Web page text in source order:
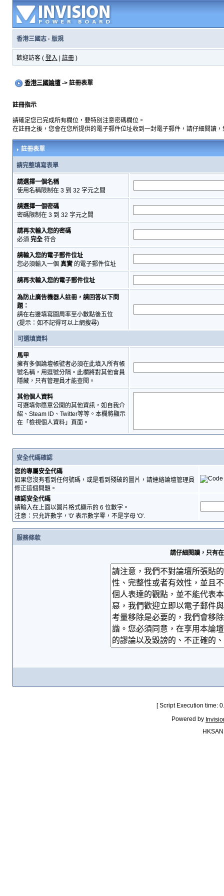
香港三國志· 版規
歡迎訪客 ( 登入 註冊)
香港三國論壇-> 註冊表單
註冊指示
請確定您已完成所有欄位，要特別注意密碼欄位。
在註冊之後，您會在您所提供的電子郵件位址收到一封電子郵件，請仔細閱讀
註冊表單
請完整填寫表單
請選擇一個名稱
使用名稱限制在 3 到 32 字元之間
請選擇一個密碼
密碼限制在 3 到 32 字元之間
請再次輸入您的密碼
必須 完全符合
請輸入您的電子郵件位址
您必須輸入一個 真實的電子郵件位址
請再次輸入您的電子郵件位址
為防止廣告機器人註冊，請回答以下問
題：
請在右邊填寫圓周率至小數點後五位
(提示：如不記得可以上網搜尋)
可選填資料
馬甲
擁有多個論壇帳號者必須在此填入所有帳
號名稱，用逗號分隔。此欄將對其他會員
隱藏，只有管理員才能查閱。
其他個人資料
可選填你愿意公開的其他資訊，如自我介
紹、Steam ID、Twitter等等。本欄將顯示
在「檢視個人資料」頁面。
安全代碼確認
您的專屬安全代碼
如果您沒有看到任何號碼，或是看到殘破的圖片，請連絡論壇管理員
修正這個問題。
確認安全代碼
請輸入在上面以圖片格式顯示的 6 位數字。
注意：只允許數字，'0' 表示數字零，不是字母 'O'.
服務條款
請仔細閱讀，只有
[ Script Execution time:
Powered by